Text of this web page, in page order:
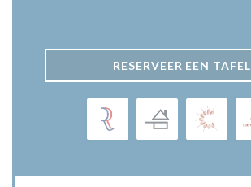
RESERVEER EEN TAFEL